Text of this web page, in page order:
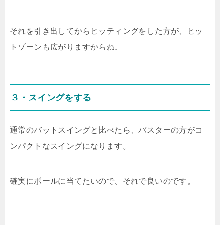
それを引き出してからヒッティングをした方が、ヒッ
トゾーンも広がりますからね。
３・スイングをする
通常のバットスイングと比べたら、バスターの方がコ
ンパクトなスイングになります。
確実にボールに当てたいので、それで良いのです。